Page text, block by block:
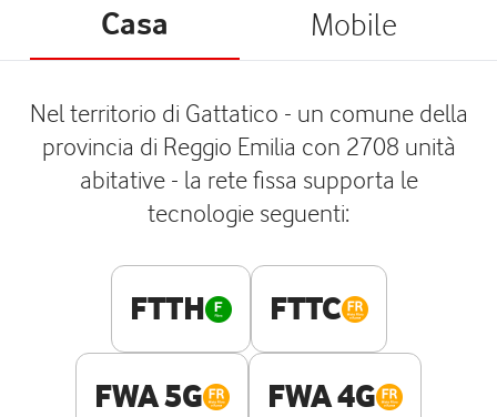
Casa Mobile
Nel territorio di Gattatico - un comune della
provincia di Reggio Emilia con 2708 unità
abitative - la rete fissa supporta le
tecnologie seguenti:
FTTH FTTC
FWA 5G FWA 4G